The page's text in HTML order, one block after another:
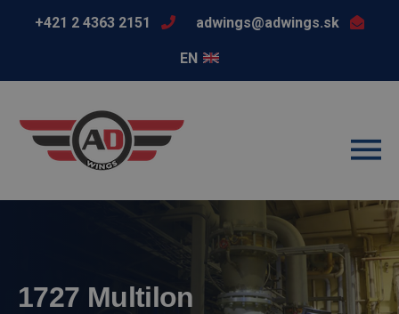
+421 2 4363 2151 adwings@adwings.sk
EN
1727 Multilon